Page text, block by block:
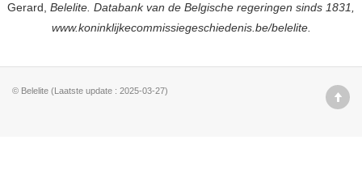
Gerard, Belelite. Databank van de Belgische regeringen sinds 1831,
www.koninklijkecommissiegeschiedenis.be/belelite.
© Belelite (Laatste update : 2025-03-27)